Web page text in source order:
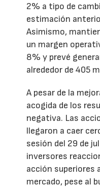
2% a tipo de
estimación
Asimismo,
un margen
8% y prevé
alrededor de 405
A pesar de la
acogida de los
negativa. Las
llegaron a caer
sesión del 29 de
inversores
acción superiores
mercado, pese al